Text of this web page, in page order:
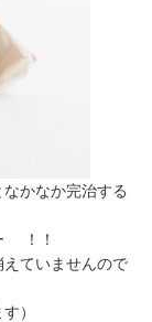
かなか完治する
！！
ていませんので
）